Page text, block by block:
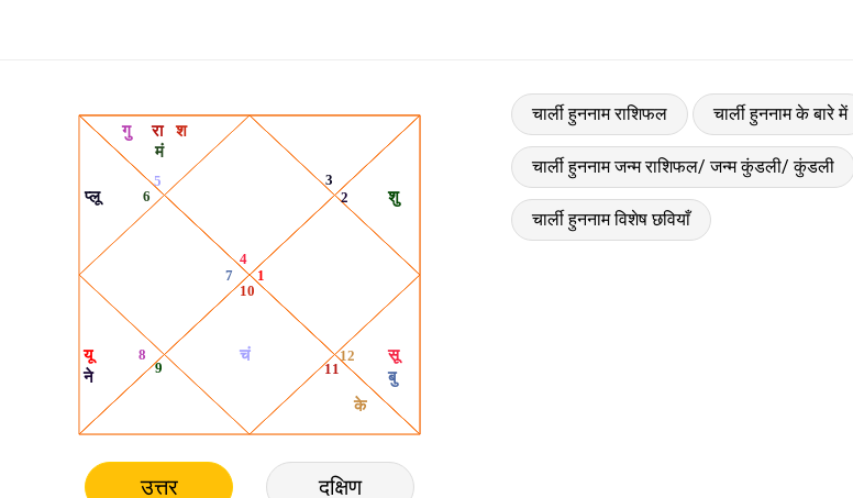
उत्तर दक्षिण
चार्ली हुननाम राशिफल चार्ली हुननाम के बारे में
चार्ली हुननाम जन्म राशिफल/ जन्म कुंडली/ कुंडली
चार्ली हुननाम विशेष छवियाँ